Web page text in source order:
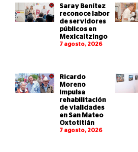
Saray Benítez
reconoce labor
de servidores
públicos en
Mexicaltzingo
7 agosto, 2026
Ricardo
Moreno
impulsa
rehabilitación
de vialidades
en San Mateo
Oxtotitlán
7 agosto, 2026